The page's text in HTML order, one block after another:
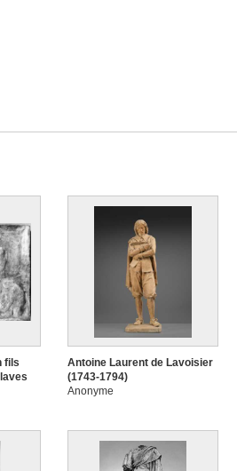
fils
Antoine Laurent de Lavoisier
(1743-1794)
Anonyme